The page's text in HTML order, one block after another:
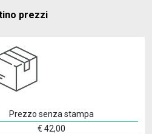
prezzi
Prezzo senza stampa
€ 42,00